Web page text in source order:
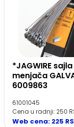
*JAGWIRE sajla
menjača
6009863
61001045
Cena u radnji: 250
Web cena: 225